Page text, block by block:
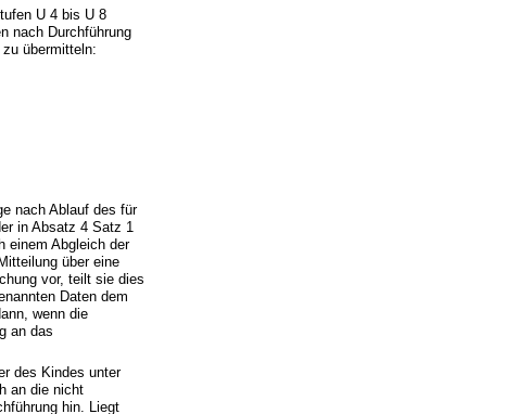
U 4 bis U 8
nach Durchführung
übermitteln:
nach Ablauf des für
in Absatz 4 Satz 1
einem Abgleich der
über eine
vor, teilt sie dies
Daten dem
wenn die
an das
des Kindes unter
an die nicht
hin. Liegt